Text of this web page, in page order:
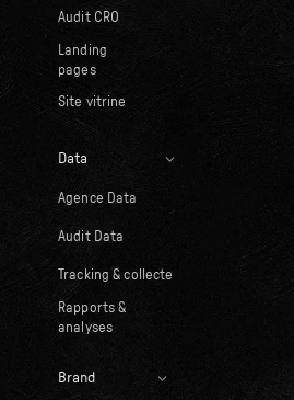
Audit CRO
Landing
pages
Site vitrine
Data
Agence Data
Audit Data
Tracking & collecte
Rapports &
analyses
Brand